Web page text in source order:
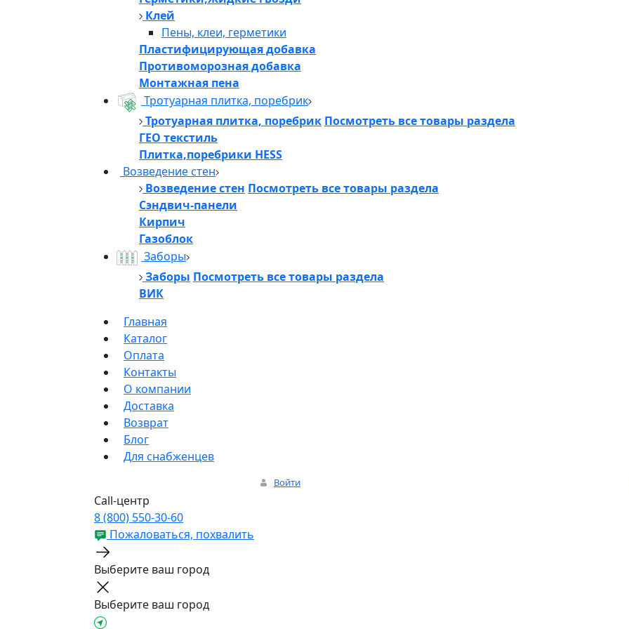
Клей
Пены, клеи, герметики
Пластифицирующая добавка
Противоморозная добавка
Монтажная пена
Тротуарная плитка, поребрик
Тротуарная плитка, поребрик Посмотреть все товары раздела
ГЕО текстиль
Плитка,поребрики HESS
Возведение стен
Возведение стен Посмотреть все товары раздела
Сэндвич-панели
Кирпич
Газоблок
Заборы
Заборы Посмотреть все товары раздела
ВИК
Главная
Каталог
Оплата
Контакты
О компании
Доставка
Возврат
Блог
Для снабженцев
Войти
Call-центр
8 (800) 550-30-60
Пожаловаться, похвалить
Выберите ваш город
Выберите ваш город